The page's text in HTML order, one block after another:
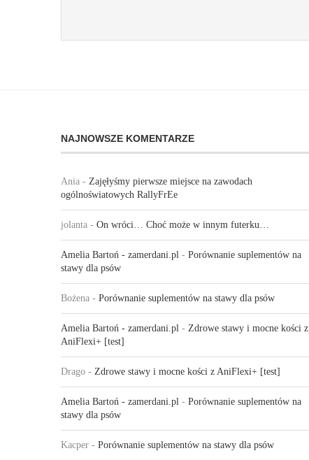
NAJNOWSZE KOMENTARZE
Ania - Zajęłyśmy pierwsze miejsce na zawodach
ogólnoświatowych RallyFrEe
jolanta - On wróci… Choć może w innym futerku…
Amelia Bartoń - zamerdani.pl - Porównanie suplementów na
stawy dla psów
Bożena - Porównanie suplementów na stawy dla psów
Amelia Bartoń - zamerdani.pl - Zdrowe stawy i mocne kości z
AniFlexi+ [test]
Drago - Zdrowe stawy i mocne kości z AniFlexi+ [test]
Amelia Bartoń - zamerdani.pl - Porównanie suplementów na
stawy dla psów
Kacper - Porównanie suplementów na stawy dla psów